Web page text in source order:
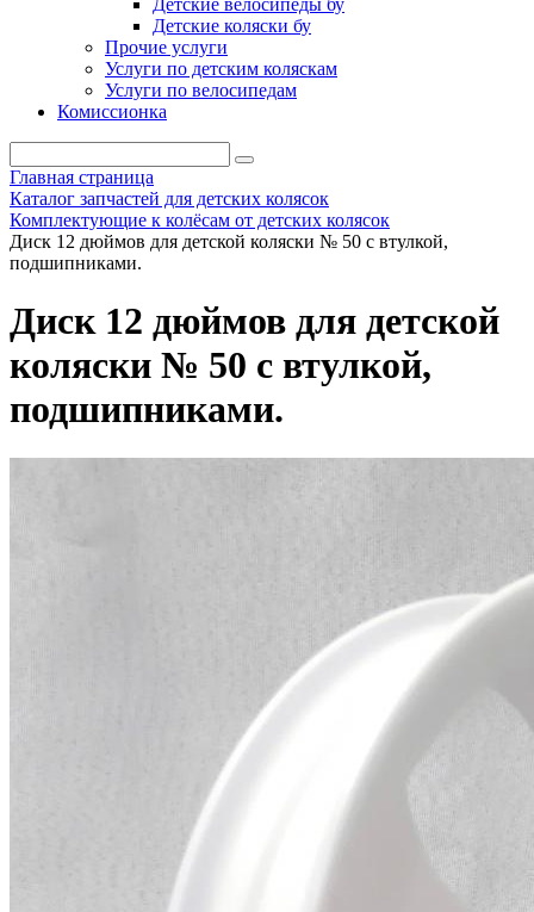
Детские велосипеды бу
Детские коляски бу
Прочие услуги
Услуги по детским коляскам
Услуги по велосипедам
Комиссионка
Главная страница
Каталог запчастей для детских колясок
Комплектующие к колёсам от детских колясок
Диск 12 дюймов для детской коляски № 50 с втулкой,
подшипниками.
Диск 12 дюймов для детской
коляски № 50 с втулкой,
подшипниками.